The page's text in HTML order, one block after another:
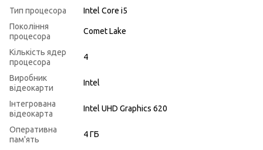
Тип процесора
Intel Core i5
Покоління
процесора
Comet Lake
Кількість ядер
процесора
4
Виробник
відеокарти
Intel
Інтегрована
відеокарта
Intel UHD Graphics 620
Оперативна
пам'ять
4 ГБ